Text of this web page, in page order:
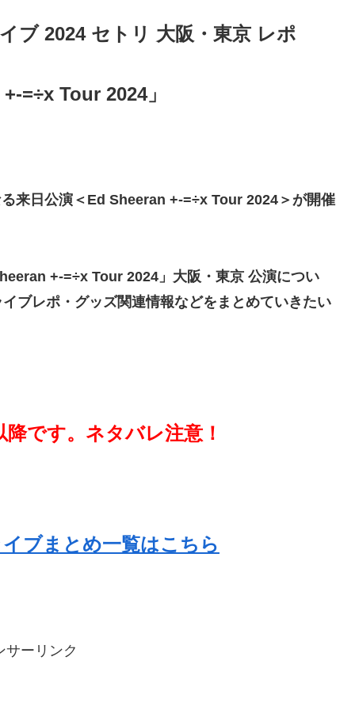
ブ 2024 セトリ 大阪・東京 レポ
=÷x Tour 2024」
来日公演＜Ed Sheeran +-=÷x Tour 2024＞が開催
+-=÷x Tour 2024」大阪・東京 公演につい
ブレポ・グッズ関連情報などをまとめていきたい
です。ネタバレ注意！
ブまとめ一覧はこちら
サーリンク